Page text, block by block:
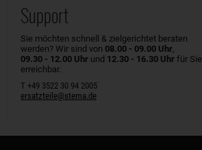
Support
Sie möchten schnell & zielgerichtet beraten
werden? Wir sind von 08.00 - 09.00 Uhr,
09.30 - 12.00 Uhr und 12.30 - 16.30 Uhr für Sie
erreichbar.
T +49 3522 30 94 2005
ersatzteile@stema.de